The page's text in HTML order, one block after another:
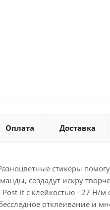
Оплата Доставка
стикеры
создадут искру
it с клейкостью - 27 Н/
отклеивание и